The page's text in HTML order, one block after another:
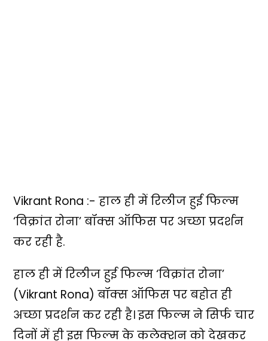
Vikrant Rona :- हाल ही में रिलीज हुई फिल्म
‘विक्रांत रोना’ बॉक्स ऑफिस पर अच्छा प्रदर्शन
कर रही है.
हाल ही में रिलीज हुई फिल्म ‘विक्रांत रोना’
(Vikrant Rona) बॉक्स ऑफिस पर बहोत ही
अच्छा प्रदर्शन कर रही है। इस फिल्म ने सिर्फ चार
दिनों में ही इस फिल्म के कलेक्शन को देखकर